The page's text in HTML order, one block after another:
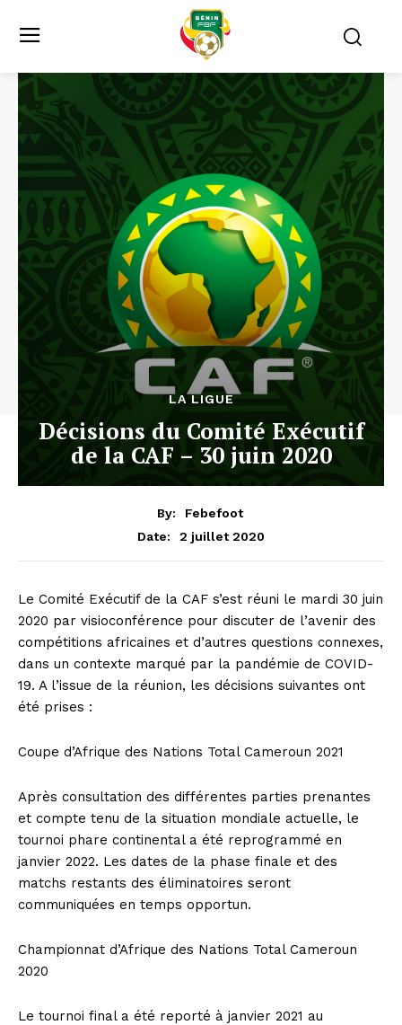
LA LIGUE
Décisions du Comité Exécutif
de la CAF – 30 juin 2020
By:
Febefoot
Date:
2 juillet 2020
Le Comité Exécutif de la CAF s’est réuni le mardi 30 juin
2020 par visioconférence pour discuter de l’avenir des
compétitions africaines et d’autres questions connexes,
dans un contexte marqué par la pandémie de COVID-
19. A l’issue de la réunion, les décisions suivantes ont
été prises :
Coupe d’Afrique des Nations Total Cameroun 2021
Après consultation des différentes parties prenantes
et compte tenu de la situation mondiale actuelle, le
tournoi phare continental a été reprogrammé en
janvier 2022. Les dates de la phase finale et des
matchs restants des éliminatoires seront
communiquées en temps opportun.
Championnat d’Afrique des Nations Total Cameroun
2020
Le tournoi final a été reporté à janvier 2021 au